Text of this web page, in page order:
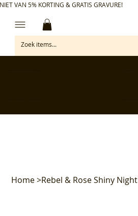
VAN 5% KORTING & GRATIS GRAVURE!
Home>Rebel & Rose Shiny Night